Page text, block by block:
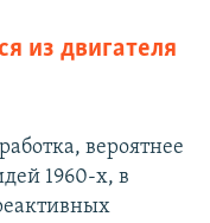
из двигателя
вероятнее
1960-х, в